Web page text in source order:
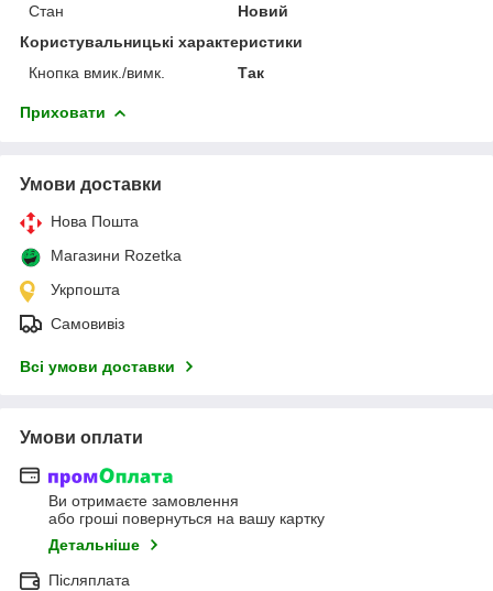
Стан
Новий
Користувальницькі характеристики
Кнопка вмик./вимк.
Так
Приховати
Умови доставки
Нова Пошта
Магазини Rozetka
Укрпошта
Самовивіз
Всі умови доставки
Умови оплати
Ви отримаєте замовлення
або гроші повернуться на вашу картку
Детальніше
Післяплата